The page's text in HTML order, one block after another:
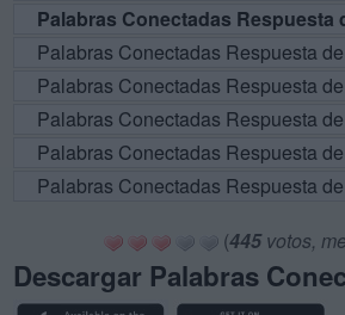
Palabras Conectadas Respuesta
Palabras Conectadas Respuesta
Palabras Conectadas Respuesta
Palabras Conectadas Respuesta
Palabras Conectadas Respuesta
Palabras Conectadas Respuesta
(445votos,
Descargar Palabras